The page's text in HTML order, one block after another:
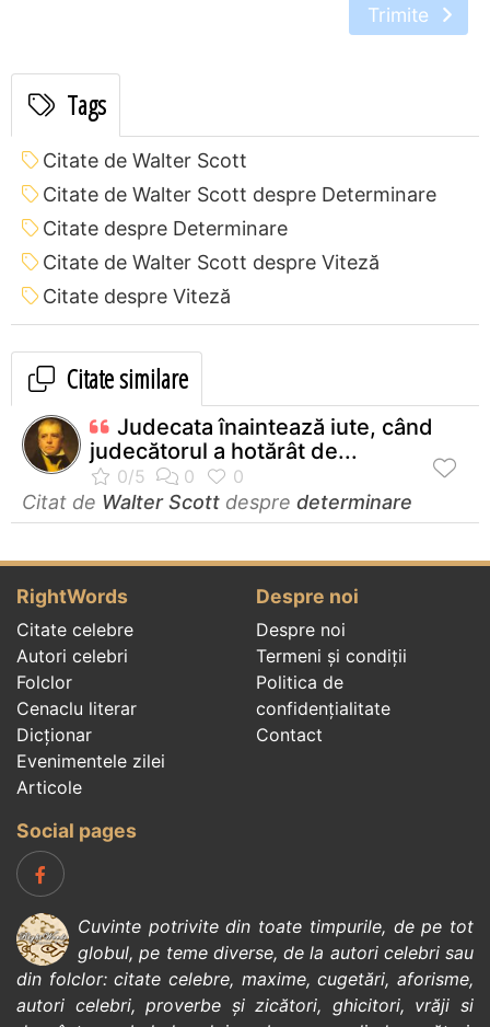
Trimite
Tags
Citate de Walter Scott
Citate de Walter Scott despre Determinare
Citate despre Determinare
Citate de Walter Scott despre Viteză
Citate despre Viteză
Citate similare
Judecata înaintează iute, când
judecătorul a hotărât de...
Citat de Walter Scott despre determinare
RightWords
Citate celebre
Autori celebri
Folclor
Cenaclu literar
Dicționar
Evenimentele zilei
Articole
Despre noi
Despre noi
Termeni și condiții
Politica de
confidenţialitate
Contact
Social pages
Cuvinte potrivite din toate timpurile, de pe tot
globul, pe teme diverse, de la autori celebrisau
din folclor:citate celebre, maxime,cugetări,aforisme,
autori celebri,proverbe și zicători, ghicitori, vrăji si